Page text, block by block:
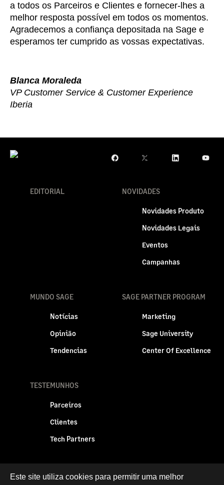
a todos os Parceiros e Clientes e fornecer-lhes a
melhor resposta possível em todos os momentos.
Agradecemos a confiança depositada na Sage e
esperamos ter cumprido as vossas expectativas.
Blanca Moraleda
VP Customer Service & Customer Experience
Iberia
EDITORIAL NOVIDADES
Novidades Produto
Novidades Legais
Eventos
Campanhas
MUNDO SAGE
Notícias
Opinião
Tendencias
SAGE PARTNER PROGRAM
Marketing
Sage University
Center Of Excellence
TESTEMUNHOS
Parceiros
Clientes
Tech Partners
Politica legal Privacidade e Cookies
Este site utiliza cookies para permitir uma melhor